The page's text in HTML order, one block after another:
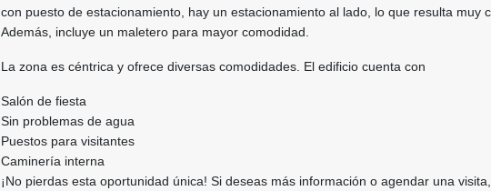
con puesto de estacionamiento, hay un estacionamiento al lado, lo que resulta muy
Además, incluye un maletero para mayor comodidad.
La zona es céntrica y ofrece diversas comodidades. El edificio cuenta con
Salón de fiesta
Sin problemas de agua
Puestos para visitantes
Caminería interna
¡No pierdas esta oportunidad única! Si deseas más información o agendar una